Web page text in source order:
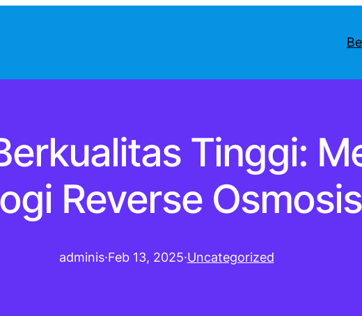
Tinggi:
Reverse
adminis·Feb 13, 2025·Uncategorized